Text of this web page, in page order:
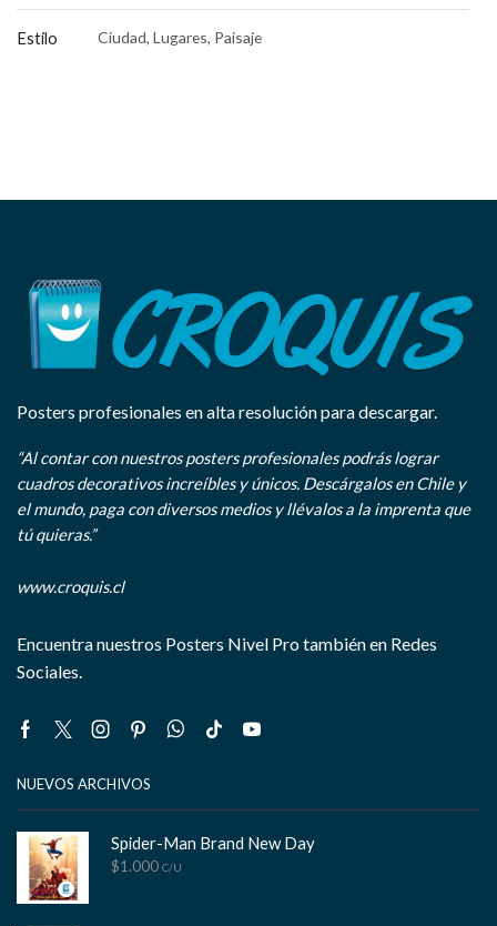
Estilo Ciudad, Lugares, Paisaje
Posters profesionales en alta resolución para descargar.
“Al contar con nuestros posters profesionales podrás lograr
cuadros decorativos increíbles y únicos. Descárgalos en Chile y
el mundo, paga con diversos medios y llévalos a la imprenta que
tú quieras.”
www.croquis.cl
Encuentra nuestros Posters Nivel Pro también en Redes
Sociales.
Facebook
TwitterInstagram
PinterestWhatsapp
Tik- Youtube
NUEVOS ARCHIVOS
Spider-Man Brand New Day
$1.000 C/U